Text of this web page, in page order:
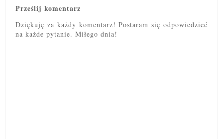
Prześlij komentarz
Dziękuję za każdy komentarz! Postaram się odpowiedzieć
na każde pytanie. Miłego dnia!